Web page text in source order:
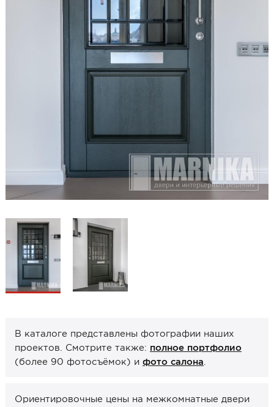
Массив
Раздвижные
Двери-книги
Маятниковые
Межкомнатные перегородки
Стеновые панели
Порталы
Образцы межкомнатные
Фурнитура
Ручки дверные
Завертки, блокады
Системы открывания
В каталоге представлены фотографии наших
проектов. Смотрите также: полное портфолио
(более 90 фотосъёмок) и фото салона
Ориентировочные цены на межкомнатные двери